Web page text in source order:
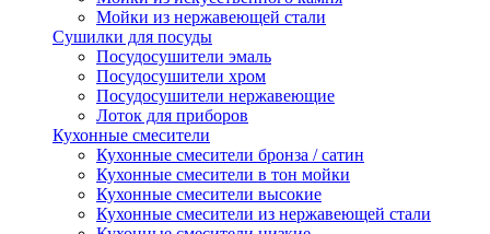
Мойки из нержавеющей стали
Сушилки для посуды
Посудосушители эмаль
Посудосушители хром
Посудосушители нержавеющие
Лоток для приборов
Кухонные смесители
Кухонные смесители бронза / сатин
Кухонные смесители в тон мойки
Кухонные смесители высокие
Кухонные смесители из нержавеющей стали